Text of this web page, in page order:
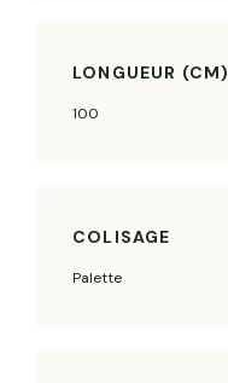
LONGUEUR (CM)
100
COLISAGE
Palette